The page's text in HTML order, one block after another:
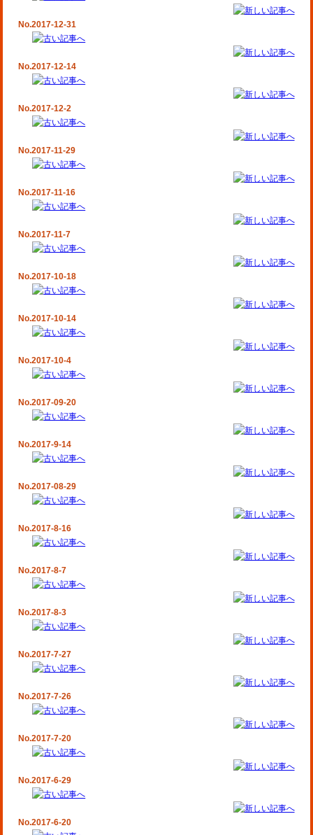
No.2017-12-31
No.2017-12-14
No.2017-12-2
No.2017-11-29
No.2017-11-16
No.2017-11-7
No.2017-10-18
No.2017-10-14
No.2017-10-4
No.2017-09-20
No.2017-9-14
No.2017-08-29
No.2017-8-16
No.2017-8-7
No.2017-8-3
No.2017-7-27
No.2017-7-26
No.2017-7-20
No.2017-6-29
No.2017-6-20